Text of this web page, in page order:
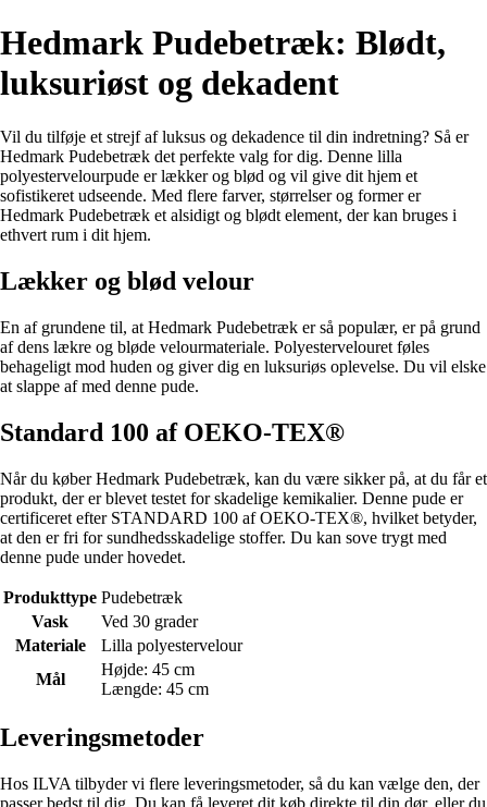
Hedmark Pudebetræk: Blødt,
luksuriøst og dekadent
Vil du tilføje et strejf af luksus og dekadence til din indretning? Så er
Hedmark Pudebetræk det perfekte valg for dig. Denne lilla
polyestervelourpude er lækker og blød og vil give dit hjem et
sofistikeret udseende. Med flere farver, størrelser og former er
Hedmark Pudebetræk et alsidigt og blødt element, der kan bruges i
ethvert rum i dit hjem.
Lækker og blød velour
En af grundene til, at Hedmark Pudebetræk er så populær, er på grund
af dens lækre og bløde velourmateriale. Polyestervelouret føles
behageligt mod huden og giver dig en luksuriøs oplevelse. Du vil elske
at slappe af med denne pude.
Standard 100 af OEKO-TEX®
Når du køber Hedmark Pudebetræk, kan du være sikker på, at du får et
produkt, der er blevet testet for skadelige kemikalier. Denne pude er
certificeret efter STANDARD 100 af OEKO-TEX®, hvilket betyder,
at den er fri for sundhedsskadelige stoffer. Du kan sove trygt med
denne pude under hovedet.
Produkttype Pudebetræk
Vask
Ved 30 grader
Materiale
Lilla polyestervelour
Mål
Højde: 45 cm
Længde: 45 cm
Leveringsmetoder
Hos ILVA tilbyder vi flere leveringsmetoder, så du kan vælge den, der